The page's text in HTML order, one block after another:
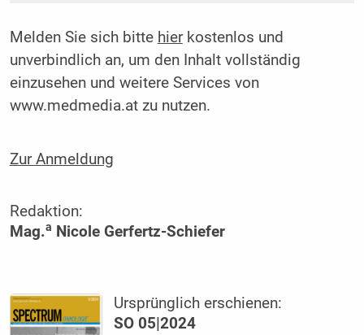
Melden Sie sich bitte hierkostenlos und
unverbindlich an, um den Inhalt vollständig
einzusehen und weitere Services von
www.medmedia.at zu nutzen.
Zur Anmeldung
Redaktion:
Mag.a Nicole Gerfertz-Schiefer
Ursprünglich erschienen:
SO 05|2024